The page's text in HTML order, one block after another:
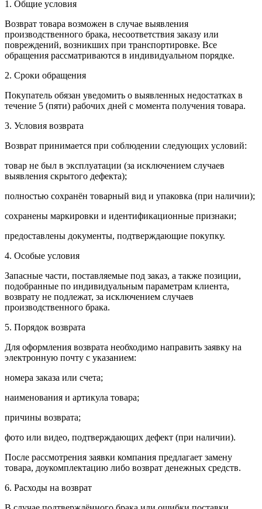
1. Общие условия
Возврат товара возможен в случае выявления
производственного брака, несоответствия заказу или
повреждений, возникших при транспортировке. Все
обращения рассматриваются в индивидуальном порядке.
2. Сроки обращения
Покупатель обязан уведомить о выявленных недостатках в
течение 5 (пяти) рабочих дней с момента получения товара.
3. Условия возврата
Возврат принимается при соблюдении следующих условий:
товар не был в эксплуатации (за исключением случаев
выявления скрытого дефекта);
полностью сохранён товарный вид и упаковка (при наличии);
сохранены маркировки и идентификационные признаки;
предоставлены документы, подтверждающие покупку.
4. Особые условия
Запасные части, поставляемые под заказ, а также позиции,
подобранные по индивидуальным параметрам клиента,
возврату не подлежат, за исключением случаев
производственного брака.
5. Порядок возврата
Для оформления возврата необходимо направить заявку на
электронную почту с указанием:
номера заказа или счета;
наименования и артикула товара;
причины возврата;
фото или видео, подтверждающих дефект (при наличии).
После рассмотрения заявки компания предлагает замену
товара, доукомплектацию либо возврат денежных средств.
6. Расходы на возврат